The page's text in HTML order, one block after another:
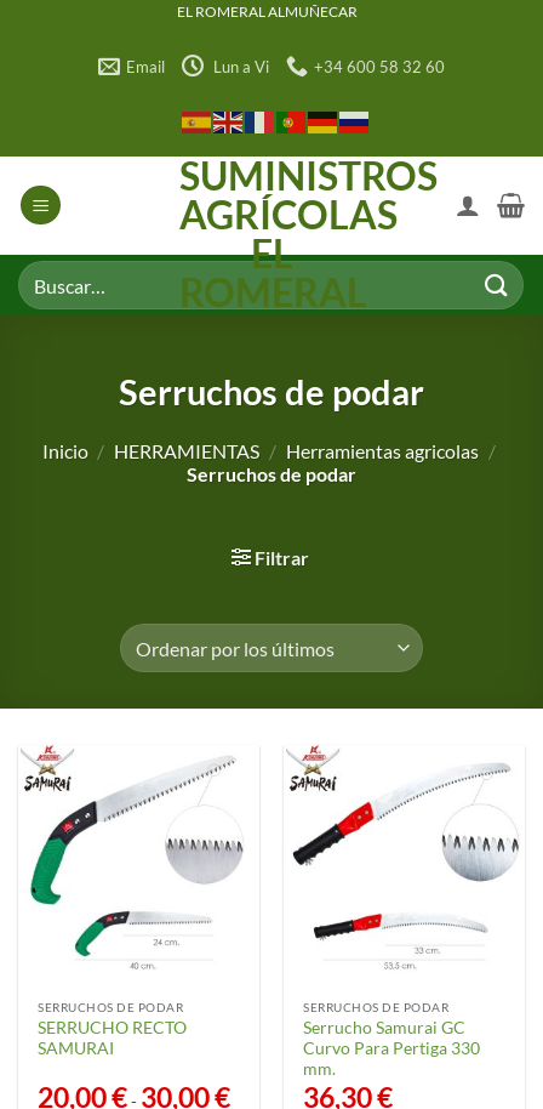
EL ROMERAL ALMUÑECAR
Email Lun a Vi +34 600 58 32 60
SUMINISTROS
AGRÍCOLAS
EL
ROMERAL
Buscar
por:
Serruchos de podar
Inicio / HERRAMIENTAS / Herramientas agricolas /
Serruchos de podar
Filtrar
SERRUCHOS DE PODAR
SERRUCHO RECTO
SAMURAI
20,00€- 30,00€Rango
SERRUCHOS DE PODAR
Serrucho Samurai GC
Curvo Para Pertiga 330
mm.
36,30€